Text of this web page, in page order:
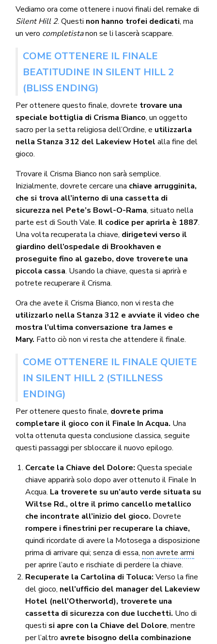
Vediamo ora come ottenere i nuovi finali del remake di
Silent Hill 2. Questi non hanno trofei dedicati, ma
un vero completistanon se li lascerà scappare.
COME OTTENERE IL FINALE
BEATITUDINE IN SILENT HILL 2
(BLISS ENDING)
Per ottenere questo finale, dovrete trovare una
speciale bottiglia di Crisma Bianco, un oggetto
sacro per la setta religiosa dell’Ordine, e utilizzarla
nella Stanza 312 del Lakeview Hotel alla fine del
gioco.
Trovare il Crisma Bianco non sarà semplice.
Inizialmente, dovrete cercare una chiave arrugginita,
che si trova all’interno di una cassetta di
sicurezza nel Pete’s Bowl-O-Rama, situato nella
parte est di South Vale. Il codice per aprirla è 1887.
Una volta recuperata la chiave, dirigetevi verso il
giardino dell’ospedale di Brookhaven e
proseguite fino al gazebo, dove troverete una
piccola cassa. Usando la chiave, questa si aprirà e
potrete recuperare il Crisma.
Ora che avete il Crisma Bianco, non vi resta che
utilizzarlo nella Stanza 312 e avviate il video che
mostra l’ultima conversazione tra James e
Mary. Fatto ciò non vi resta che attendere il finale.
COME OTTENERE IL FINALE QUIETE
IN SILENT HILL 2 (STILLNESS
ENDING)
Per ottenere questo finale, dovrete prima
completare il gioco con il Finale In Acqua. Una
volta ottenuta questa conclusione classica, seguite
questi passaggi per sbloccare il nuovo epilogo.
Cercate la Chiave del Dolore: Questa speciale
chiave apparirà solo dopo aver ottenuto il Finale In
Acqua. La troverete su un’auto verde situata su
Wiltse Rd., oltre il primo cancello metallico
che incontrate all’inizio del gioco. Dovrete
rompere i finestrini per recuperare la chiave,
quindi ricordate di avere la Motosega a disposizione
prima di arrivare qui; senza di essa, non avrete armi
per aprire l’auto e rischiate di perdere la chiave.
Recuperate la Cartolina di Toluca: Verso la fine
del gioco, nell’ufficio del manager del Lakeview
Hotel (nell’Otherworld), troverete una
cassetta di sicurezza con due lucchetti. Uno di
questi si apre con la Chiave del Dolore, mentre
per l’altro avrete bisogno della combinazione